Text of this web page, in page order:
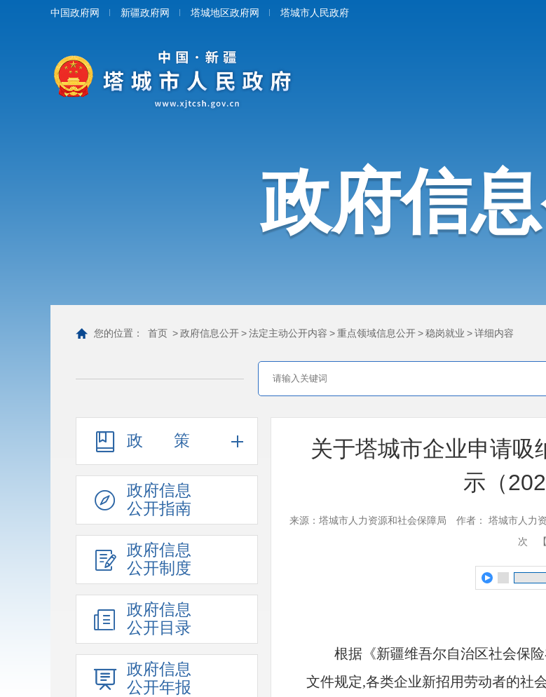
中国政府网 新疆政府网 塔城地区政府网 塔城市人民政府
政府信
您的位置： 首页 >政府信息公开>法定主动公开内容 >重点领域信息公开>稳岗就业 >详细内容
政策
政府信息
公开指南
政府信息
公开制度
政府信息
公开目录
政府信息
公开年报
关于塔城市企业申请吸
示（
来源：塔城市人力资源和社会保障局 作者： 塔城市人力
次
根据 《新疆维吾尔自治区社会保
文件规定,各类企业新招用劳动者的社